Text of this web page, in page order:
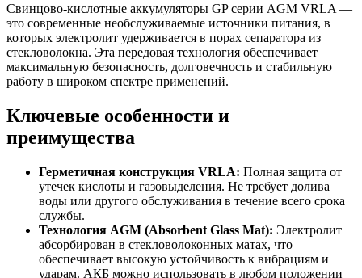
Свинцово-кислотные аккумуляторы GP серии AGM VRLA —
это современные необслуживаемые источники питания, в
которых электролит удерживается в порах сепаратора из
стекловолокна. Эта передовая технология обеспечивает
максимальную безопасность, долговечность и стабильную
работу в широком спектре применений.
Ключевые особенности и
преимущества
Герметичная конструкция VRLA: Полная защита от
утечек кислоты и газовыделения. Не требует долива
воды или другого обслуживания в течение всего срока
службы.
Технология AGM (Absorbent Glass Mat): Электролит
абсорбирован в стекловолоконных матах, что
обеспечивает высокую устойчивость к вибрациям и
ударам. АКБ можно использовать в любом положении